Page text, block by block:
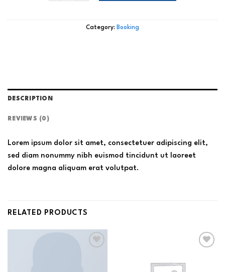
Category: Booking
DESCRIPTION
REVIEWS (0)
Lorem ipsum dolor sit amet, consectetuer adipiscing elit,
sed diam nonummy nibh euismod tincidunt ut laoreet
dolore magna aliquam erat volutpat.
RELATED PRODUCTS